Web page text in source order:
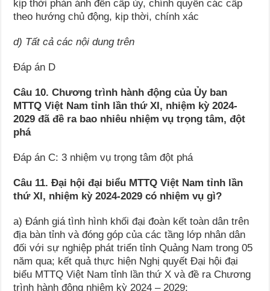
kịp thời phản ánh đến cấp ủy, chính quyền các cấp
theo hướng chủ động, kịp thời, chính xác
d) Tất cả các nội dung trên
Đáp án D
Câu 10. Chương trình hành động của Ủy ban
MTTQ Việt Nam tỉnh lần thứ XI, nhiệm kỳ 2024-
2029 đã đề ra bao nhiêu nhiệm vụ trọng tâm, đột
phá
Đáp án C: 3 nhiệm vụ trọng tâm đột phá
Câu 11. Đại hội đại biểu MTTQ Việt Nam tỉnh lần
thứ XI, nhiệm kỳ 2024-2029 có nhiệm vụ gì?
a) Đánh giá tình hình khối đại đoàn kết toàn dân trên
địa bàn tỉnh và đóng góp của các tầng lớp nhân dân
đối với sự nghiệp phát triển tỉnh Quảng Nam trong 05
năm qua; kết quả thực hiện Nghị quyết Đại hội đại
biểu MTTQ Việt Nam tỉnh lần thứ X và đề ra Chương
trình hành động nhiệm kỳ 2024 – 2029;